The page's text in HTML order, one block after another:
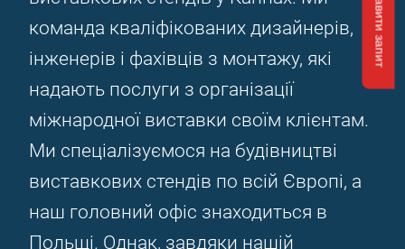
команда кваліфікованих дизайнерів,
інженерів і фахівців з монтажу, які
надають послуги з організації
міжнародної виставки своїм клієнтам.
Ми спеціалізуємося на будівництві
виставкових стендів по всій Європі, а
наш головний офіс знаходиться в
Польщі. Однак, завдяки нашій